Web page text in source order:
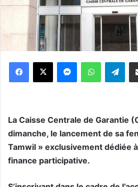
WhatsApp Telegram
La Caisse Centrale de Garantie
dimanche, le lancement de sa
Tamwil » exclusivement dédiée
finance participative.